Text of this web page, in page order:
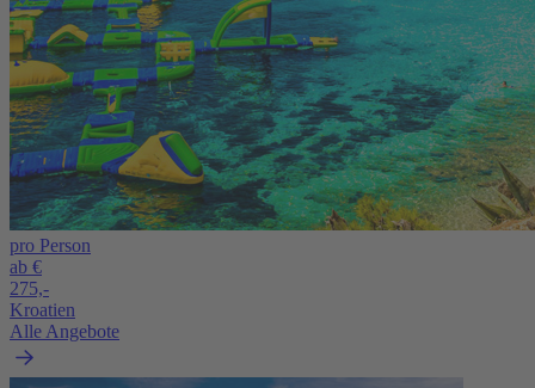
pro Person
ab €
275,-
Kroatien
Alle Angebote